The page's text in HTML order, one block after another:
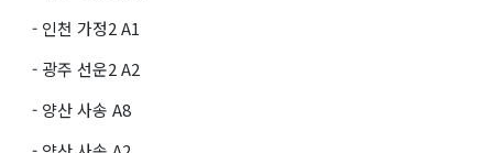
- 인천 가정2 A1
- 광주 선운2 A2
- 양산 사송 A8